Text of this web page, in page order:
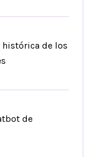
histórica de los
de